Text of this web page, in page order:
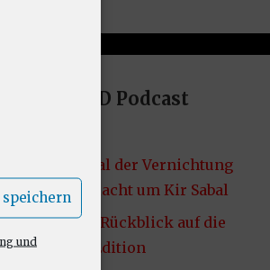
und
Letzte DND Podcast
VF49: Grabmal der Vernichtung
20 – Die Schlacht um Kir Sabal
VF48: Lore – Rückblick auf die
2014er D&D Edition